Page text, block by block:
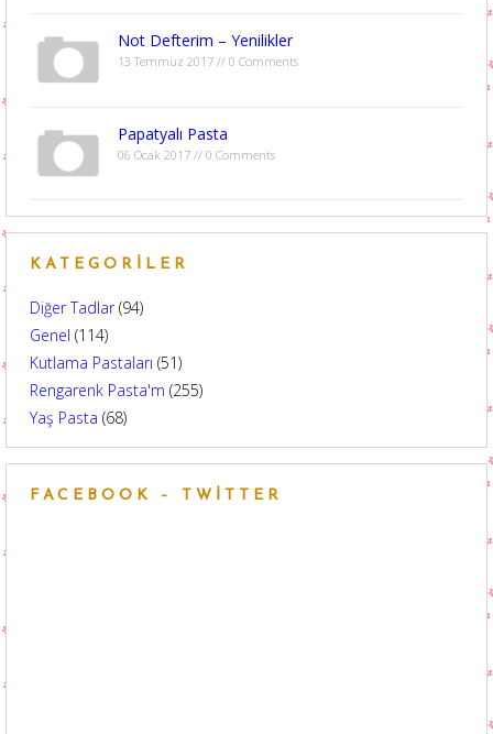
Not Defterim – Yenilikler
13 Temmuz 2017 // 0 Comments
Papatyalı Pasta
06 Ocak 2017 // 0 Comments
KATEGORILER
Diğer Tadlar(94)
Genel (114)
Kutlama Pastaları (51)
Rengarenk Pasta'm (255)
Yaş Pasta (68)
FACEBOOK – TWITTER